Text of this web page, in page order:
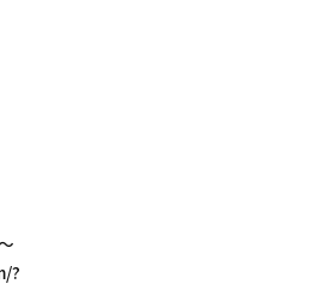
?